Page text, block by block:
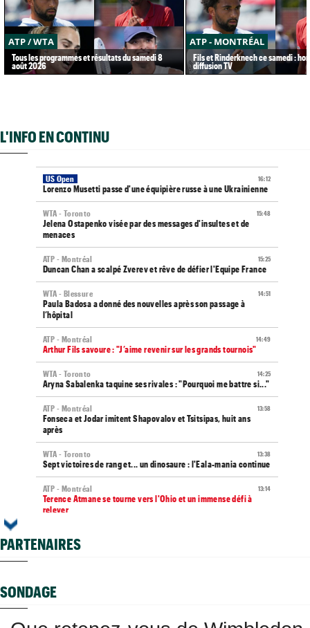
ATP / WTA
Tous les programmes et résultats du samedi 8
août 2026
ATP - MONTRÉAL
Fils et Rinderknech ce samedi :
diffusion TV
L'INFO EN CONTINU
16:12
US Open
Lorenzo Musetti passe d'une équipière russe à une Ukrainienne
15:48
WTA - Toronto
Jelena Ostapenko visée par des messages d'insultes et de
menaces
15:25
ATP - Montréal
Duncan Chan a scalpé Zverev et rêve de défier l'Equipe France
14:51
WTA - Blessure
Paula Badosa a donné des nouvelles après son passage à
l’hôpital
14:49
ATP - Montréal
Arthur Fils savoure : "J’aime revenir sur les grands tournois"
14:25
WTA - Toronto
Aryna Sabalenka taquine ses rivales : "Pourquoi me battre si..."
13:58
ATP - Montréal
Fonseca et Jodar imitent Shapovalov et Tsitsipas, huit ans
après
13:38
WTA - Toronto
Sept victoires de rang et... un dinosaure : l'Eala-mania continue
13:14
ATP - Montréal
Terence Atmane se tourne vers l'Ohio et un immense défi à
relever
Amanda Anisimova : "J'essaie de retrouver le plaisir..."
1000
PARTENAIRES
SONDAGE